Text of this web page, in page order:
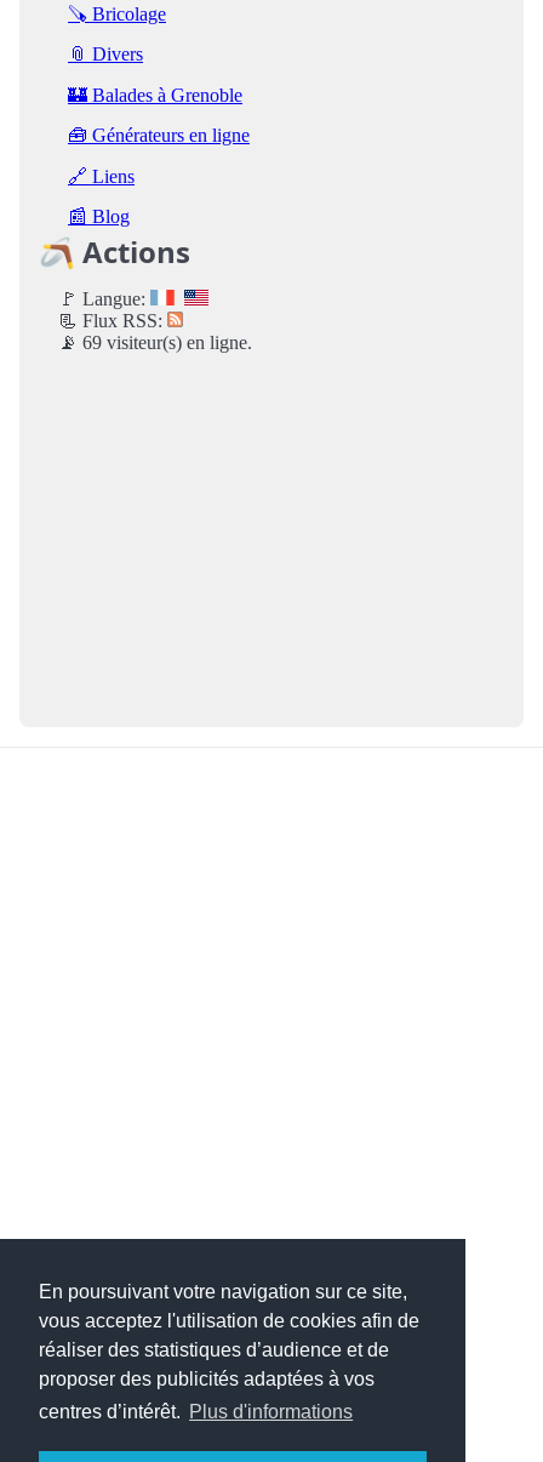
En poursuivant votre navigation sur ce site,
vous acceptez l'utilisation de cookies afin de
réaliser des statistiques d’audience et de
proposer des publicités adaptées à vos
centres d’intérêt. Plus d'informations
🪚 Bricolage
📎 Divers
🏰 Balades à Grenoble
🧰 Générateurs en ligne
🔗 Liens
📰 Blog
🪃 Actions
🚩 Langue:
📃 Flux RSS:
📡 69 visiteur(s) en ligne.